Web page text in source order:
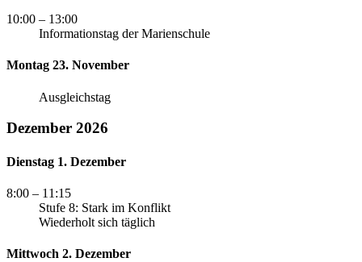
10:00 – 13:00
Informationstag der Marienschule
Montag 23. November
Ausgleichstag
Dezember 2026
Dienstag 1. Dezember
8:00 – 11:15
Stufe 8: Stark im Konflikt
Wiederholt sich täglich
Mittwoch 2. Dezember